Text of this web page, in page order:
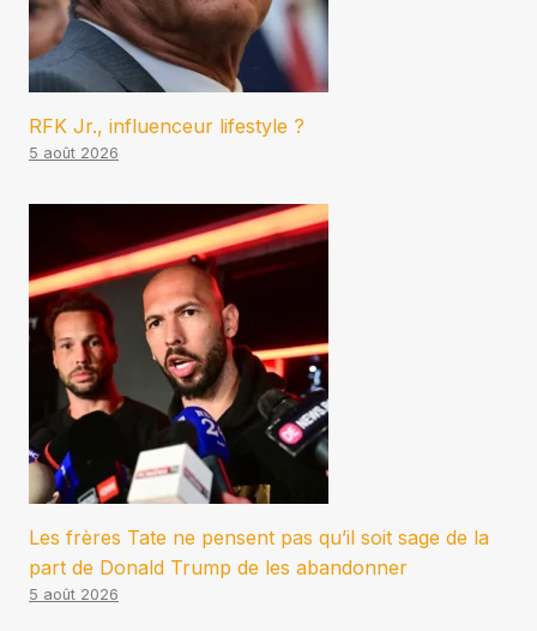
RFK Jr., influenceur lifestyle ?
5 août 2026
Les frères Tate ne pensent pas qu’il soit sage de la
part de Donald Trump de les abandonner
5 août 2026